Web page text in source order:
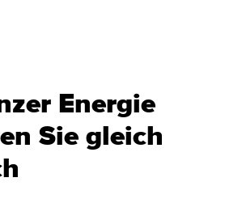
Energie
Sie gleich